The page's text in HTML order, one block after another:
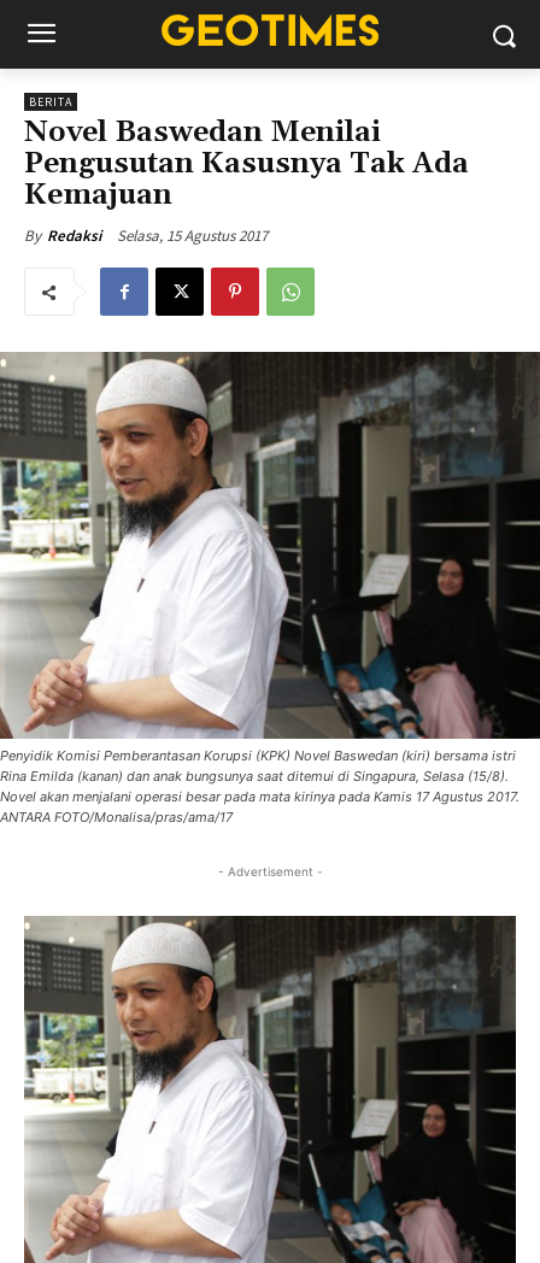
BERITA
Novel Baswedan Menilai
Pengusutan Kasusnya Tak Ada
Kemajuan
By Redaksi Selasa, 15 Agustus 2017
Penyidik Komisi Pemberantasan Korupsi (KPK) Novel Baswedan (kiri) bersama istri
Rina Emilda (kanan) dan anak bungsunya saat ditemui di Singapura, Selasa (15/8).
Novel akan menjalani operasi besar pada mata kirinya pada Kamis 17 Agustus 2017.
ANTARA FOTO/Monalisa/pras/ama/17
- Advertisement -